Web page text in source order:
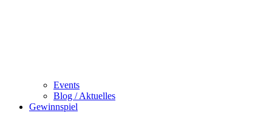
Events
Blog / Aktuelles
Gewinnspiel